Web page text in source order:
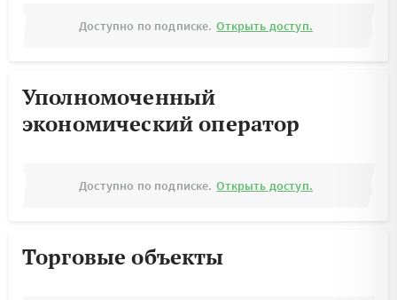
Доступно по подписке. Открыть доступ.
Уполномоченный
экономический оператор
Доступно по подписке. Открыть доступ.
Торговые объекты